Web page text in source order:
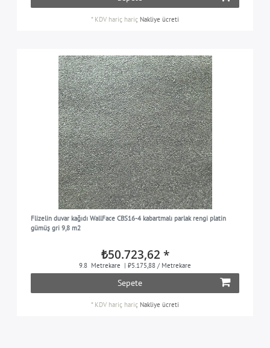
* KDV hariç hariç Nakliye ücreti
Flizelin duvar kağıdı WallFace CBS16-4 kabartmalı parlak rengi platin
gümüş gri 9,8 m2
₺50.723,62 *
9.8 Metrekare | ₺5.175,88 / Metrekare
Sepete
* KDV hariç hariç Nakliye ücreti